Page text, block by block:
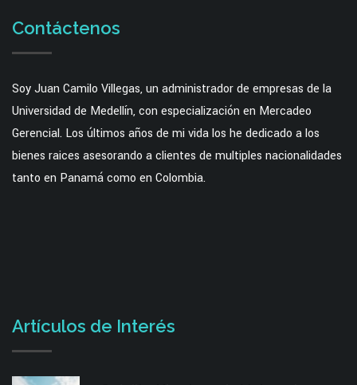
Contáctenos
Soy Juan Camilo Villegas, un administrador de empresas de la
Universidad de Medellín, con especialización en Mercadeo
Gerencial. Los últimos años de mi vida los he dedicado a los
bienes raices asesorando a clientes de multiples nacionalidades
tanto en Panamá como en Colombia.
Artículos de Interés